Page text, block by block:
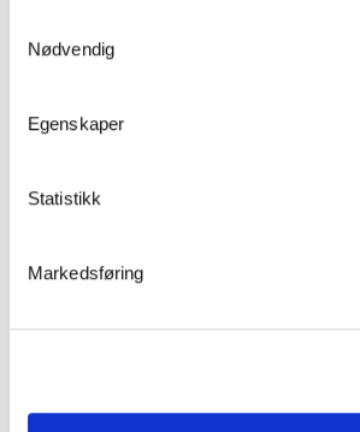
Nødvendig
Egenskaper
Statistikk
Markedsføring
Gaffeldistanse